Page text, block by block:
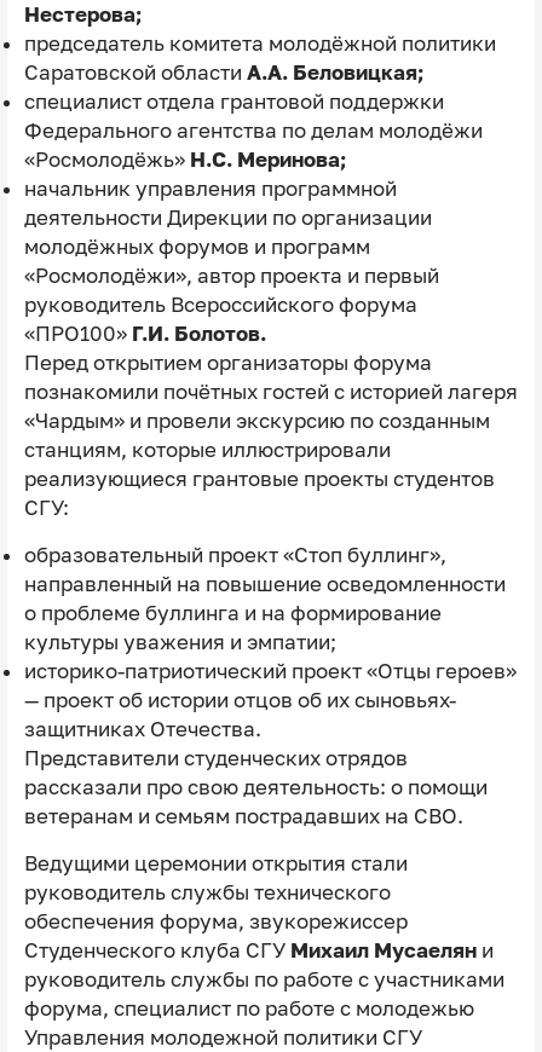
Нестерова;
председатель комитета молодёжной политики
Саратовской области А.А. Беловицкая;
специалист отдела грантовой поддержки
Федерального агентства по делам молодёжи
«Росмолодёжь»Н.С. Меринова;
начальник управления программной
деятельности Дирекции по организации
молодёжных форумов и программ
«Росмолодёжи», автор проекта и первый
руководитель Всероссийского форума
«ПРО100»Г.И. Болотов.
Перед открытием организаторы форума
познакомили почётных гостей с историей лагеря
«Чардым» и провели экскурсию по созданным
станциям, которые иллюстрировали
реализующиеся грантовые проекты студентов
СГУ:
образовательный проект «Стоп буллинг»,
направленный на повышение осведомленности
о проблеме буллинга и на формирование
культуры уважения и эмпатии;
историко-патриотический проект «Отцы героев»
— проект об истории отцов об их сыновьях-
защитниках Отечества.
Представители студенческих отрядов
рассказали про свою деятельность: о помощи
ветеранам и семьям пострадавших на СВО.
Ведущими церемонии открытия стали
руководитель службы технического
обеспечения форума, звукорежиссер
Студенческого клуба СГУ Михаил Мусаелян и
руководитель службы по работе с участниками
форума, специалист по работе с молодежью
Управления молодежной политики СГУ